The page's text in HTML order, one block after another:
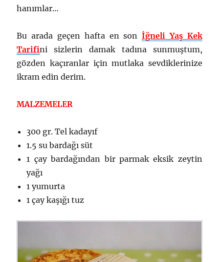
hanımlar…
Bu arada geçen hafta en sonİğneli Yaş Kek
Tarifini sizlerin damak tadına sunmuştum,
gözden kaçıranlar için mutlaka sevdiklerinize
ikram edin derim.
MALZEMELER
300 gr. Tel kadayıf
1.5 su bardağı süt
1 çay bardağından bir parmak eksik zeytin
yağı
1 yumurta
1 çay kaşığı tuz